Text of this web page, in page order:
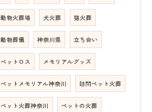
動物火葬場 犬火葬 猫火葬
動物葬儀 神奈川県 立ち会い
ペットロス メモリアルグッズ
ペットメモリアル神奈川 訪問ペット火葬
ペット火葬神奈川 ペットの火葬